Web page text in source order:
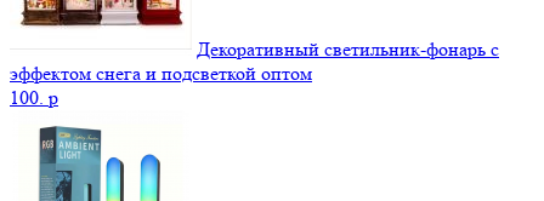
Декоративный светильник-фонарь с
эффектом снега и подсветкой оптом
100. p